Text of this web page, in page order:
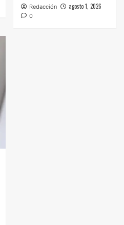
Redacción agosto 1, 2026
0